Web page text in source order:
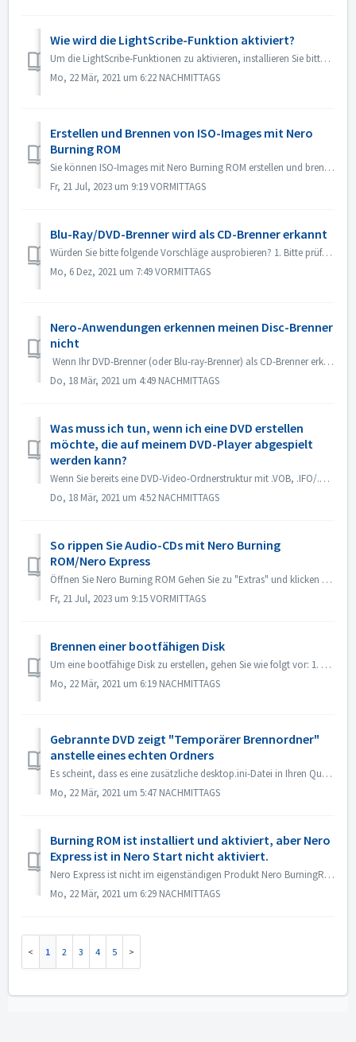
Wie wird die LightScribe-Funktion aktiviert?
Um die LightScribe-Funktionen zu aktivieren, installieren Sie bitte die LightScribe-Software: https://lightscribesoftware.org/ Kontaktieren Sie uns, wen...
Mo, 22 Mär, 2021 um 6:22 NACHMITTAGS
Erstellen und Brennen von ISO-Images mit Nero
Burning ROM
Sie können ISO-Images mit Nero Burning ROM erstellen und brennen. Hier die Kurzanleitung:So erstellen und brennen Sie ein ISO-Image: Öffnen Sie Nero Bu...
Fr, 21 Jul, 2023 um 9:19 VORMITTAGS
Blu-Ray/DVD-Brenner wird als CD-Brenner erkannt
Würden Sie bitte folgende Vorschläge ausprobieren? 1. Bitte prüfen Sie, ob es einen neuen Treiber für Ihren Brenner und die Firmware gibt. Wenn ja, aktuali...
Mo, 6 Dez, 2021 um 7:49 VORMITTAGS
Nero-Anwendungen erkennen meinen Disc-Brenner
nicht
Wenn Ihr DVD-Brenner (oder Blu-ray-Brenner) als CD-Brenner erkannt wird, lesen Sie bitte diesen Artikel: https://nerosupport.freshdesk.com/en/support/solu...
Do, 18 Mär, 2021 um 4:49 NACHMITTAGS
Was muss ich tun, wenn ich eine DVD erstellen
möchte, die auf meinem DVD-Player abgespielt
werden kann?
Wenn Sie bereits eine DVD-Video-Ordnerstruktur mit .VOB, .IFO/.BUP-Dateien haben, können Sie Nero BurningROM zum Brennen von DVDs verwenden. 1. Erstellen Si...
Do, 18 Mär, 2021 um 4:52 NACHMITTAGS
So rippen Sie Audio-CDs mit Nero Burning
ROM/Nero Express
Öffnen Sie Nero Burning ROM Gehen Sie zu "Extras" und klicken Sie auf "Audiospuren speichern". Wählen Sie in der Registerkarte "...
Fr, 21 Jul, 2023 um 9:15 VORMITTAGS
Brennen einer bootfähigen Disk
Um eine bootfähige Disk zu erstellen, gehen Sie wie folgt vor: 1. Klicken Sie im Hauptbildschirm von Nero Burning ROM auf die Schaltfläche Neu. -> Das ...
Mo, 22 Mär, 2021 um 6:19 NACHMITTAGS
Gebrannte DVD zeigt "Temporärer Brennordner"
anstelle eines echten Ordners
Es scheint, dass es eine zusätzliche desktop.ini-Datei in Ihren Quelldateien gibt. Der Explorer liest diese Datei und stellt fest, dass dieser bestimmte Ord...
Mo, 22 Mär, 2021 um 5:47 NACHMITTAGS
Burning ROM ist installiert und aktiviert, aber Nero
Express ist in Nero Start nicht aktiviert.
Nero Express ist nicht im eigenständigen Produkt Nero BurningRom enthalten. Nero Express wird im Offline-Handel verkauft. Nero Express ist in unserer Nero...
Mo, 22 Mär, 2021 um 6:29 NACHMITTAGS
1 2 3 4 5